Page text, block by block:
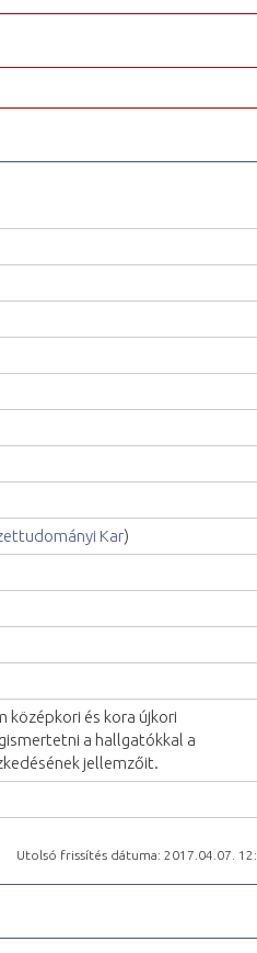
Kar)
középkori és kora újkori
a hallgatókkal a
jellemzőit.
Utolsó frissítés dátuma: 2017.04.07.